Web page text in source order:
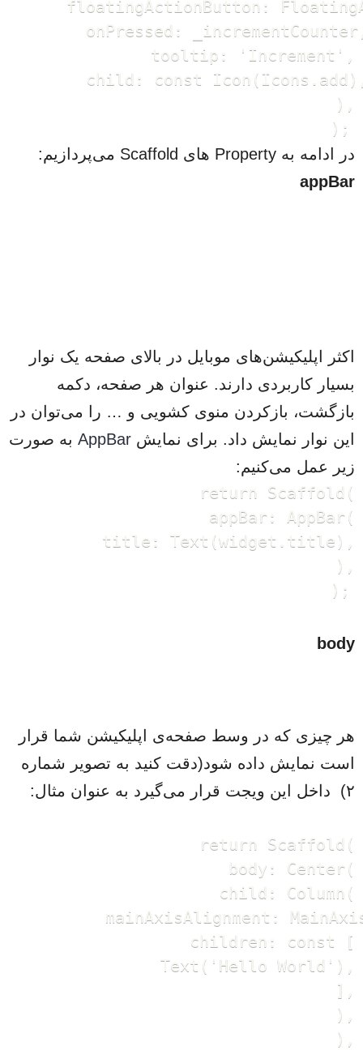
floatingActionButton:
onPressed:
        tooltip: 'Increment',
child: const
      ),
    );
در ادامه به Property های Scaffold می‌پردازیم:
appBar
اکثر اپلیکیشن‌های موبایل در بالای صفحه یک نوار
بسیار کاربردی دارند. عنوان هر صفحه، دکمه
بازگشت، بازکردن منوی کشویی و … را می‌توان در
این نوار نمایش داد. برای نمایش AppBarبه صورت
زیر عمل می‌کنیم:
return Scaffold(
      appBar: AppBar(
        title: Text(widget.title),
      ),
    );
body
هر چیزی که در وسط صفحه‌ی اپلیکیشن شما قرار
است نمایش داده شود(دقت کنید به تصویر شماره
۲) داخل این ویجت قرار می‌گیرد به عنوان مثال:
    return Scaffold(
      body: Center(
        child: Column(
mainAxisAlignment:
          children: const [
            Text('Hello World'),
          ],
        ),
      ),